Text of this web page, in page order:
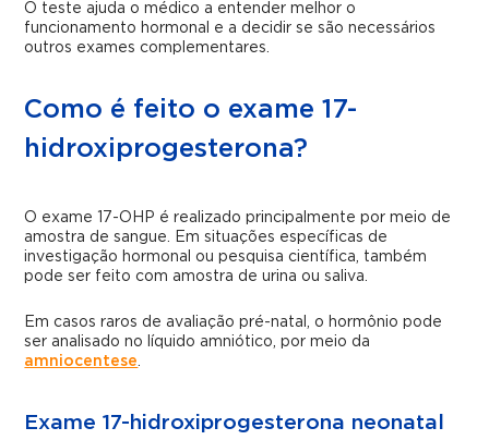
O teste ajuda o médico a entender melhor o
funcionamento hormonal e a decidir se são necessários
outros exames complementares.
Como é feito o exame 17-
hidroxiprogesterona?
O exame 17-OHP é realizado principalmente por meio de
amostra de sangue. Em situações específicas de
investigação hormonal ou pesquisa científica, também
pode ser feito com amostra de urina ou saliva.
Em casos raros de avaliação pré-natal, o hormônio pode
ser analisado no líquido amniótico, por meio da
amniocentese.
Exame 17-hidroxiprogesterona neonatal